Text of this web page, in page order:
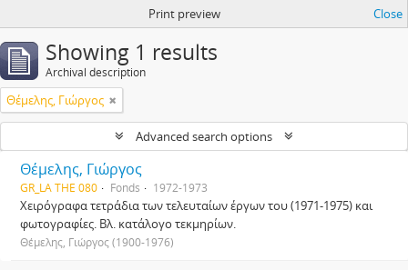
Print preview Close
Showing 1 results
Archival description
Θέμελης, Γιώργος
Advanced search options
Θέμελης, Γιώργος
GR_LA THE 080 Fonds 1972-1973
Χειρόγραφα τετράδια των τελευταίων έργων του (1971-1975) και
φωτογραφίες. Βλ. κατάλογο τεκμηρίων.
Θέμελης, Γιώργος (1900-1976)